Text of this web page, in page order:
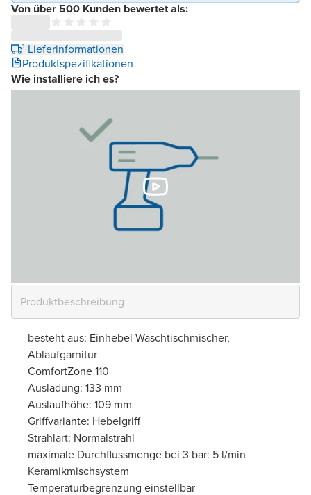
Von über 500 Kunden bewertet als:
¹ Lieferinformationen
Produktspezifikationen
Wie installiere ich es?
besteht aus: Einhebel-Waschtischmischer,
Ablaufgarnitur
ComfortZone 110
Ausladung: 133 mm
Auslaufhöhe: 109 mm
Griffvariante: Hebelgriff
Strahlart: Normalstrahl
maximale Durchflussmenge bei 3 bar: 5 l/min
Keramikmischsystem
Temperaturbegrenzung einstellbar